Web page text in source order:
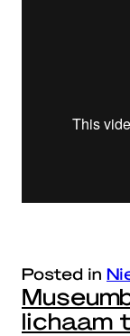
Posted in
lichaam